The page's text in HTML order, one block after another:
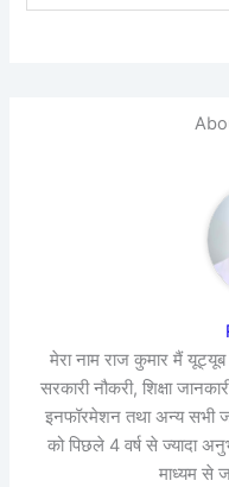
मेरा नाम राज कुमार मैं
सरकारी नौकरी, शिक्षा
इनफॉरमेशन तथा अन्य सभी
को पिछले 4 वर्ष से ज्यादा
माध्यम से